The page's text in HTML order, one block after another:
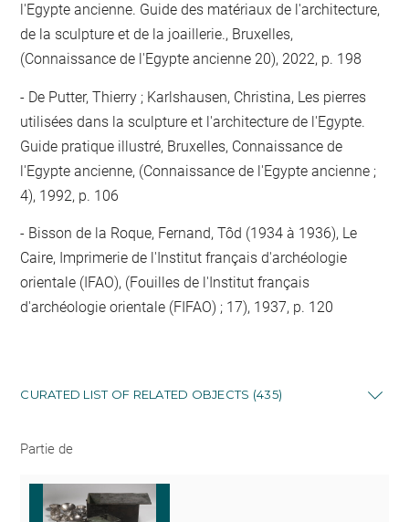
l'Egypte ancienne. Guide des matériaux de l'architecture,
de la sculpture et de la joaillerie., Bruxelles,
(Connaissance de l'Egypte ancienne 20), 2022, p. 198
De Putter, Thierry ; Karlshausen, Christina, Les pierres
utilisées dans la sculpture et l'architecture de l'Egypte.
Guide pratique illustré, Bruxelles, Connaissance de
l'Egypte ancienne, (Connaissance de l'Egypte ancienne ;
4), 1992, p. 106
Bisson de la Roque, Fernand, Tôd (1934 à 1936), Le
Caire, Imprimerie de l'Institut français d'archéologie
orientale (IFAO), (Fouilles de l'Institut français
d'archéologie orientale (FIFAO) ; 17), 1937, p. 120
CURATED LIST OF RELATED OBJECTS (435)
Partie de